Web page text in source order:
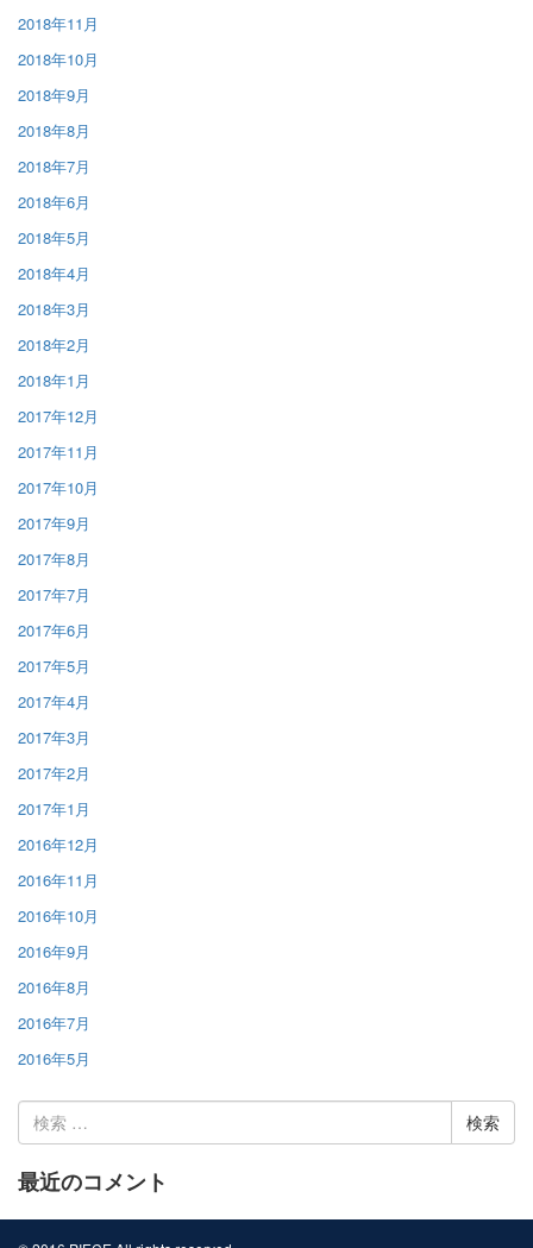
2018年11月
2018年10月
2018年9月
2018年8月
2018年7月
2018年6月
2018年5月
2018年4月
2018年3月
2018年2月
2018年1月
2017年12月
2017年11月
2017年10月
2017年9月
2017年8月
2017年7月
2017年6月
2017年5月
2017年4月
2017年3月
2017年2月
2017年1月
2016年12月
2016年11月
2016年10月
2016年9月
2016年8月
2016年7月
2016年5月
索:
最近のコメント